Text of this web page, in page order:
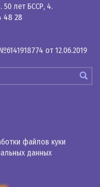
50 лет БССР, 4.
48 28
от 12.06.2019
файлов куки
данных